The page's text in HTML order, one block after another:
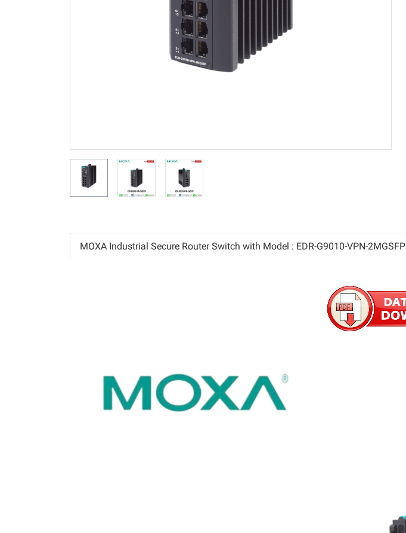
MOXA Industrial Secure Router Switch with Model : EDR-G9010-VPN-2MGSFP